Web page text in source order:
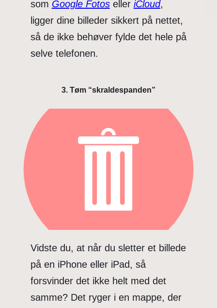
som Google Fotoseller iCloud,
ligger dine billeder sikkert på nettet,
så de ikke behøver fylde det hele på
selve telefonen.
3. Tøm “skraldespanden”
Vidste du, at når du sletter et billede
på en iPhone eller iPad, så
forsvinder det ikke helt med det
samme? Det ryger i en mappe, der